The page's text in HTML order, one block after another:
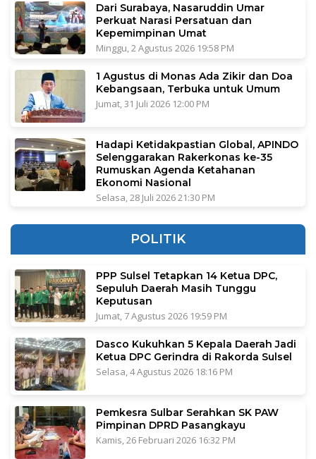
Dari Surabaya, Nasaruddin Umar
Perkuat Narasi Persatuan dan
Kepemimpinan Umat
Minggu, 2 Agustus 2026 19:58 PM
1 Agustus di Monas Ada Zikir dan Doa
Kebangsaan, Terbuka untuk Umum
Jumat, 31 Juli 2026 12:00 PM
Hadapi Ketidakpastian Global, APINDO
Selenggarakan Rakerkonas ke-35
Rumuskan Agenda Ketahanan
Ekonomi Nasional
Selasa, 28 Juli 2026 21:30 PM
POLITIK
PPP Sulsel Tetapkan 14 Ketua DPC,
Sepuluh Daerah Masih Tunggu
Keputusan
Jumat, 7 Agustus 2026 19:59 PM
Dasco Kukuhkan 5 Kepala Daerah Jadi
Ketua DPC Gerindra di Rakorda Sulsel
Selasa, 4 Agustus 2026 18:16 PM
Pemkesra Sulbar Serahkan SK PAW
Pimpinan DPRD Pasangkayu
Kamis, 26 Februari 2026 16:32 PM